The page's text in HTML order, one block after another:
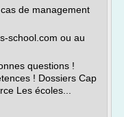
de management
school.com ou au
questions !
! Dossiers Cap
Les écoles...